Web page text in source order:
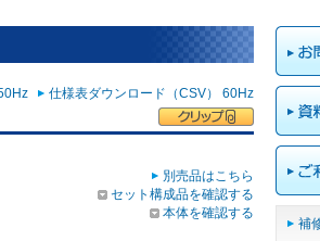
仕様表ダウンロード（CSV） 60Hz
別売品はこちら
セット構成品を確認する
本体を確認する
補